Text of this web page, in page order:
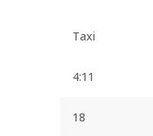
Taxi
4:11
18